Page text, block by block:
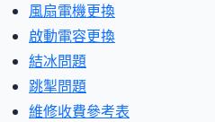
風扇電機更換
啟動電容更換
結冰問題
跳掣問題
維修收費參考表